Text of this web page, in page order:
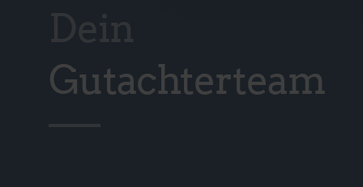
Gutachterteam